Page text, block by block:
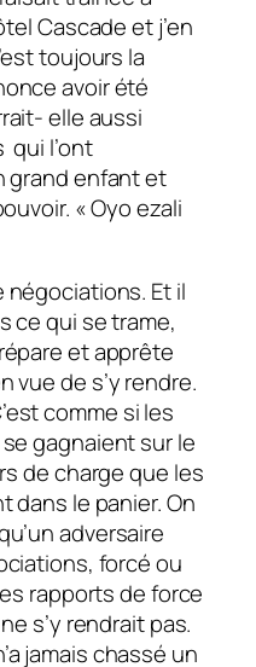
Cascade et j’en
toujours la
avoir été
elle aussi
l’ont
grand enfant et
« Oyo ezali
négociations. Et il
ce qui se trame,
et apprête
vue de s’y rendre.
comme si les
gagnaient sur le
de charge que les
dans le panier. On
adversaire
forcé ou
rapports de force
s’y rendrait pas.
jamais chassé un